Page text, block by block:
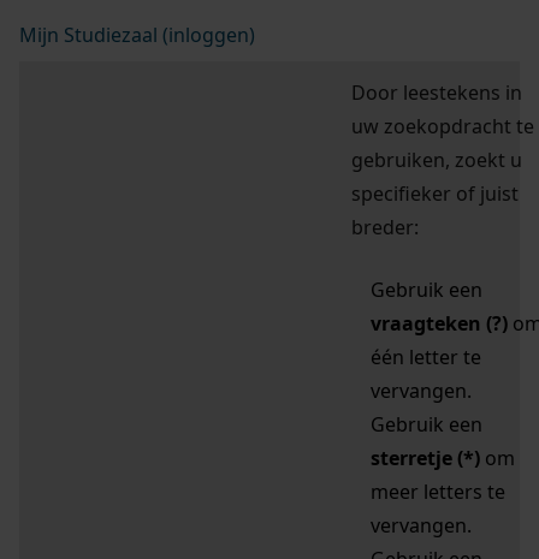
Mijn Studiezaal (inloggen)
Door leestekens in
uw zoekopdracht te
gebruiken, zoekt u
specifieker of juist
breder:
Gebruik een
vraagteken (?)
één letter te
vervangen.
Gebruik een
sterretje (*) om
meer letters te
vervangen.